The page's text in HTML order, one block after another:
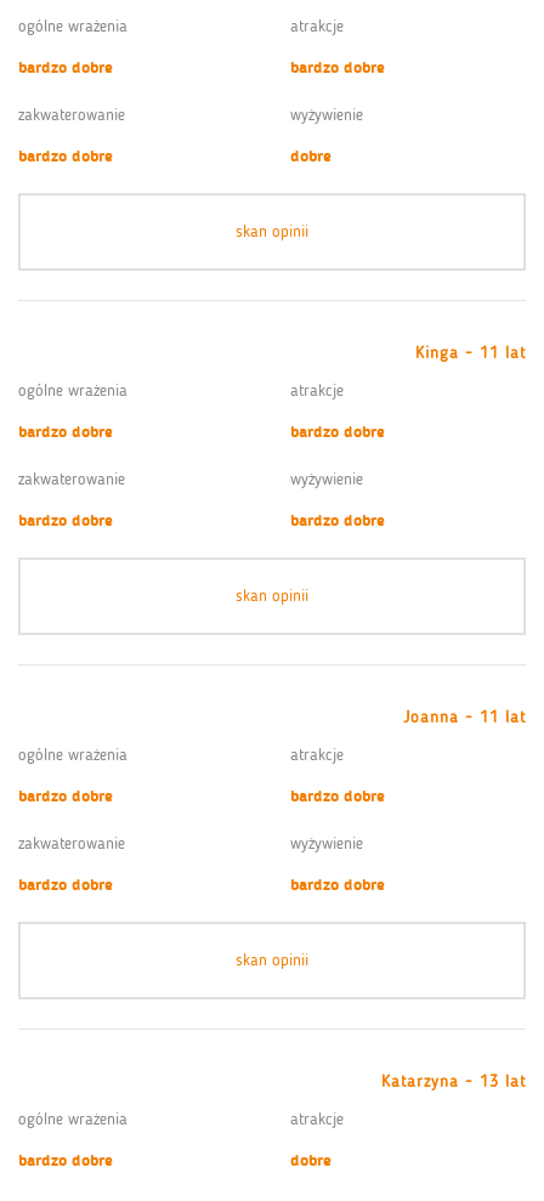
ogólne wrażenia
bardzo dobre
atrakcje
bardzo dobre
zakwaterowanie
bardzo dobre
wyżywienie
dobre
skan opinii
Kinga - 11 lat
ogólne wrażenia
bardzo dobre
atrakcje
bardzo dobre
zakwaterowanie
bardzo dobre
wyżywienie
bardzo dobre
skan opinii
Joanna - 11 lat
ogólne wrażenia
bardzo dobre
atrakcje
bardzo dobre
zakwaterowanie
bardzo dobre
wyżywienie
bardzo dobre
skan opinii
Katarzyna - 13 lat
ogólne wrażenia
bardzo dobre
atrakcje
dobre